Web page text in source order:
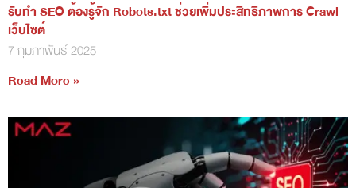
รับทำ SEO ต้องรู้จัก Robots.txt ช่วยเพิ่มประสิทธิภาพการ Crawl
เว็บไซต์
7 กุมภาพันธ์ 2025
Read More »